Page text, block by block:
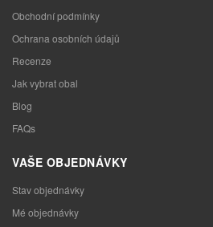
Obchodní podmínky
Ochrana osobních údajů
Recenze
Jak vybrat obal
Blog
FAQs
VAŠE OBJEDNÁVKY
Stav objednávky
Mé objednávky